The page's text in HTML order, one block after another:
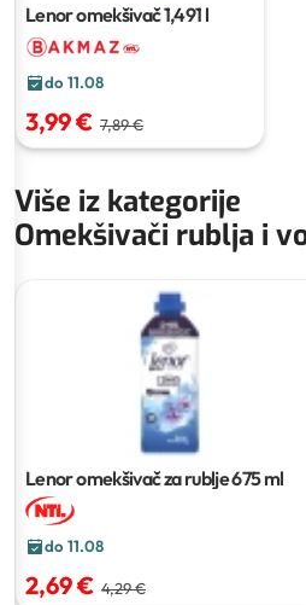
Lenor omekšivač1,491 l
do 11.08
3,99 € 7,89 €
Više iz kategorije
Omekšivači rublja i
Lenor omekšivač za rublje675 ml
do 11.08
2,69 € 4,29 €